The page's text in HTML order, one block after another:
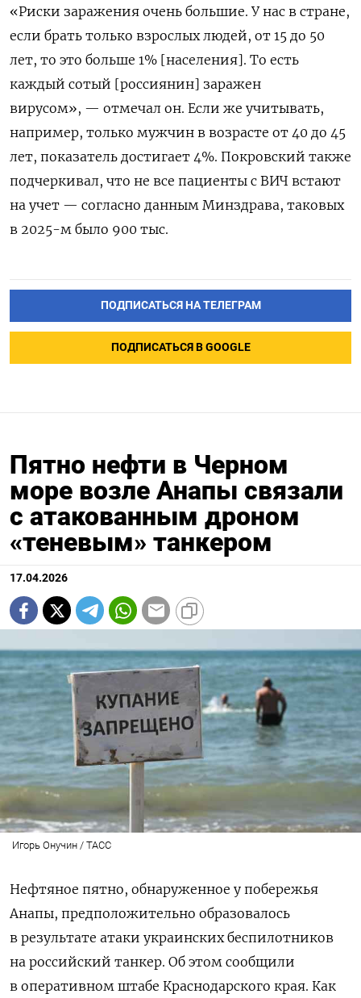
«Риски заражения очень большие. У нас в стране,
если брать только взрослых людей, от 15 до 50
лет, то это больше 1% [населения]. То есть
каждый сотый [россиянин] заражен
вирусом», — отмечал он. Если же учитывать,
например, только мужчин в возрасте от 40 до 45
лет, показатель достигает 4%. Покровский также
подчеркивал, что не все пациенты с ВИЧ встают
на учет — согласно данным Минздрава, таковых
в 2025-м было 900 тыс.
ПОДПИСАТЬСЯ НА ТЕЛЕГРАМ
ПОДПИСАТЬСЯ В GOOGLE
Пятно нефти в Черном
море возле Анапы связали
с атакованным дроном
«теневым» танкером
17.04.2026
Игорь Онучин / ТАСС
Нефтяное пятно, обнаруженное у побережья
Анапы, предположительно образовалось
в результате атаки украинских беспилотников
на российский танкер. Об этом сообщили
в оперативном штабе Краснодарского края. Как